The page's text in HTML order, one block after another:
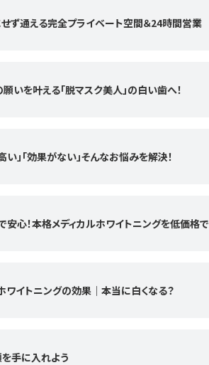
ず通える完全プライベート空間＆24時間営業
いを叶える「脱マスク美人」の白い歯へ！
い」「効果がない」そんなお悩みを解決！
心！本格メディカルホワイトニングを低価格で
ワイトニングの効果｜本当に白くなる？
手に入れよう